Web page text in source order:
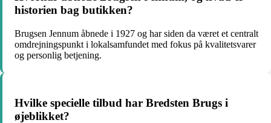
historien bag butikken?
Brugsen Jennum åbnede i 1927 og har siden da været et centralt
omdrejningspunkt i lokalsamfundet med fokus på kvalitetsvarer
og personlig betjening.
Hvilke specielle tilbud har Bredsten Brugs i
øjeblikket?